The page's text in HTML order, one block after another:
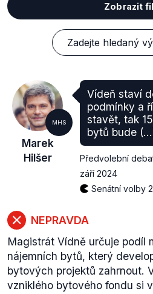
Zobrazit
MHS
Marek
Hilšer
Vídeň staví
podmínky a
stavět, tak
bytů bude
Předvolební
září 2024
Senátní volby
NEPRAVDA
Magistrát Vídně určuje podíl
nájemních bytů, který
bytových projektů zahrnout.
vzniklého bytového fondu si